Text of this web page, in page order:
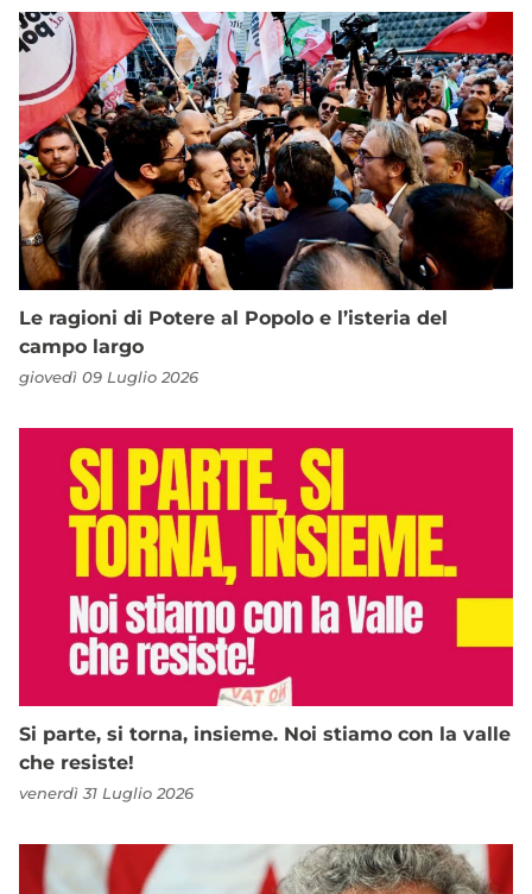
Le ragioni di Potere al Popolo e l’isteria del
campo largo
giovedì 09 Luglio 2026
Si parte, si torna, insieme. Noi stiamo con la valle
che resiste!
venerdì 31 Luglio 2026